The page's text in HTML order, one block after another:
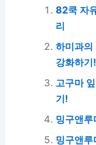
82쿡 자
리
하미과의
강화하기!
고구마
기!
밍구앤루
밍구앤루